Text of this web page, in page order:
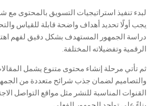
لبدء تنفيذ استراتيجيات التسويق بالمحتوى مع
يجب أولًا تحديد أهداف واضحة قابلة للقياس
دراسة الجمهور المستهدف بشكل دقيق لفهم
الرقمية وتفضيلاته المختلفة.
ثم تأتي مرحلة إنشاء محتوى متنوع يشمل
والتصاميم لضمان جذب شرائح متعددة من
القنوات المناسبة للنشر مثل مواقع التواصل